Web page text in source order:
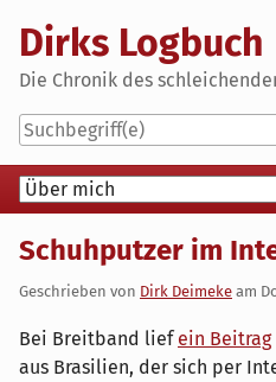
content
Dirks Logbuch
Die Chronik des
Navigation
Schuhputzer im
Geschrieben von Dirk Deimeke am
Bei Breitband liefein Beitrag
aus Brasilien, der sich per